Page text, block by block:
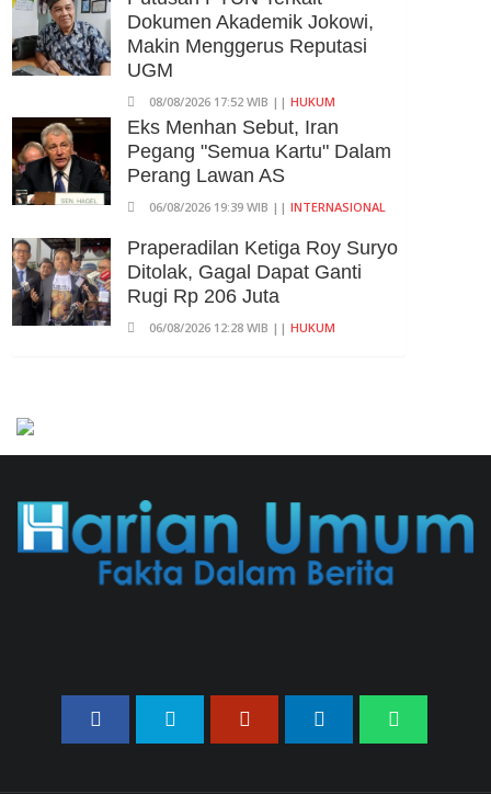
Jaksel
06/08/2026 17:40 WIB ||DKI JAKARTA
Dokumen Akademik Jokowi,
Makin Menggerus Reputasi
UGM
08/08/2026 17:52 WIB || HUKUM
Eks Menhan Sebut, Iran
Pegang "Semua Kartu" Dalam
Perang Lawan AS
06/08/2026 19:39 WIB || INTERNASIONAL
Praperadilan Ketiga Roy Suryo
Ditolak, Gagal Dapat Ganti
Rugi Rp 206 Juta
06/08/2026 12:28 WIB || HUKUM
Simposium Nasional Nusantara
Centre Hasilkan Maklumat
Merdeka Barat
04/08/2026 18:37 WIB ||HUKUM
Geger! Nama Prabowo Diduga